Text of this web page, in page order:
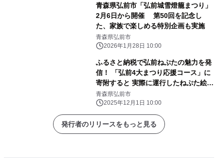
青森県弘前市「弘前城雪燈籠まつり」
2月6日から開催 第50回を記念し
た、家族で楽しめる特別企画も実施
青森県弘前市
2026年1月28日 10:00
ふるさと納税で弘前ねぷたの魅力を発
信！ 「弘前4大まつり応援コース」に
寄附すると 実際に運行したねぷた絵を
送付
青森県弘前市
2025年12月1日 10:00
発行者のリリースをもっと見る